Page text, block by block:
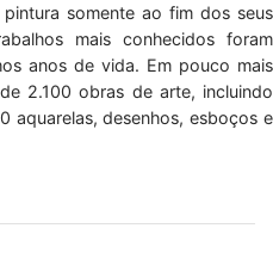
somente ao fim dos seus
mais conhecidos foram
anos de vida. Em pouco mais
2.100 obras de arte, incluindo
aquarelas, desenhos, esboços e